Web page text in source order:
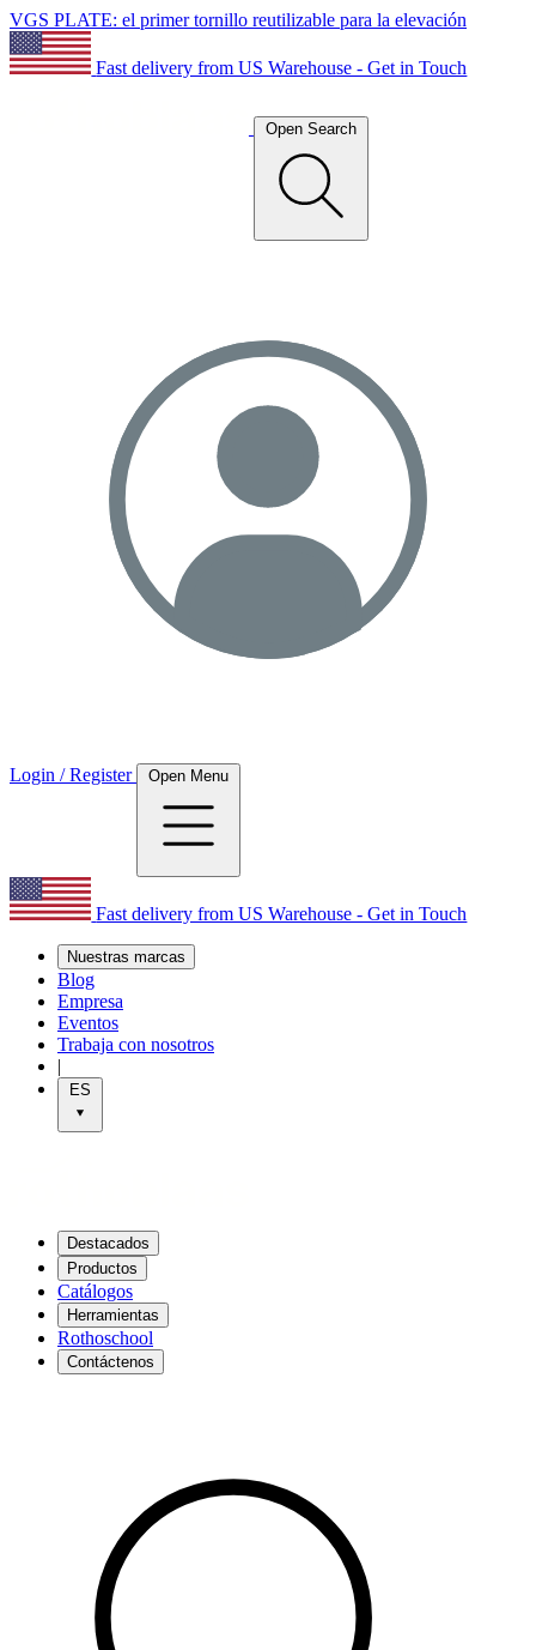
VGS PLATE: el primer tornillo reutilizable para la elevación
Fast delivery from US Warehouse - Get in Touch
Open Search
Login / Register Open Menu
Fast delivery from US Warehouse - Get in Touch
Nuestras marcas
Blog
Empresa
Eventos
Trabaja con nosotros
|
ES
Destacados
Productos
Catálogos
Herramientas
Rothoschool
Contáctenos